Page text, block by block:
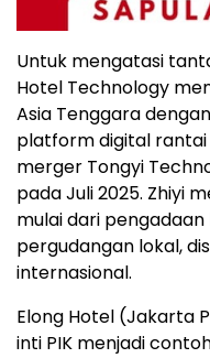
Untuk mengatasi
Hotel Technology
Asia Tenggara
platform digital
merger Tongyi
pada Juli 2025. Zhiyi
mulai dari
pergudangan lokal,
internasional.
Elong Hotel (Jakarta
inti PIK menjadi